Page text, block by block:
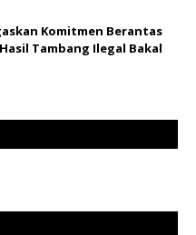
Komitmen Berantas
Tambang Ilegal Bakal